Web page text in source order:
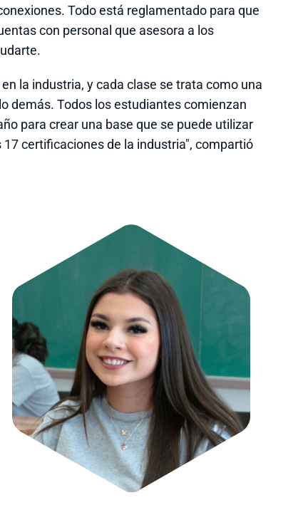
Todo está reglamentado para que
con personal que asesora a los
la industria, y cada clase se trata como una
demás. Todos los estudiantes comienzan
para crear una base que se puede utilizar
certificaciones de la industria", compartió